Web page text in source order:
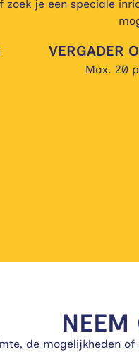
zoek je een speciale
VERGADER
Max. 20
NEEM
de mogelijkheden